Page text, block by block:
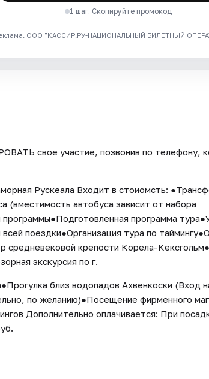
1 шаг. Скопируйте промокод
ООО "КАССИР.РУ-НАЦИОНАЛЬНЫЙ БИЛЕТНЫЙ
свое участие, позвонив по телефону,
Рускеала Входит в стоиомсть:
(вместимость автобуса зависит от набора
программа
поездки●Организация тура по
средневековой крепости Корела-
экскурсия по г.
близ водопадов Ахвенкоски (Вход
по желанию)●Посещение фирменного
Дополнительно оплачивается: При